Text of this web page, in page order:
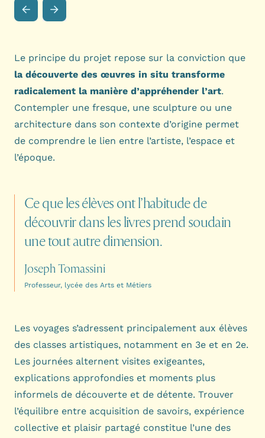
Le principe du projet repose sur la conviction que
la découverte des œuvres in situ transforme
radicalement la manière d’appréhender l’art.
Contempler une fresque, une sculpture ou une
architecture dans son contexte d’origine permet
de comprendre le lien entre l’artiste, l’espace et
l’époque.
Cequelesélèves ontl’habitudede
découvrirdans les livresprend soudain
unetoutautredimension.
Joseph Tomassini
Professeur, lycée des Arts et Métiers
Les voyages s’adressent principalement aux élèves
des classes artistiques, notamment en 3e et en 2e.
Les journées alternent visites exigeantes,
explications approfondies et moments plus
informels de découverte et de détente. Trouver
l’équilibre entre acquisition de savoirs, expérience
collective et plaisir partagé constitue l’une des